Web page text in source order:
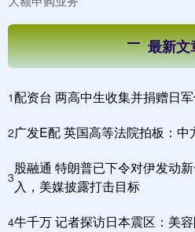
最新文
1配资台 两高中生收集并捐赠日
2广发E配 英国高等法院拍板：中
3
股融通 特朗普已下令对伊发动
入，美媒披露打击目标
4牛千万 记者探访日本震区：美